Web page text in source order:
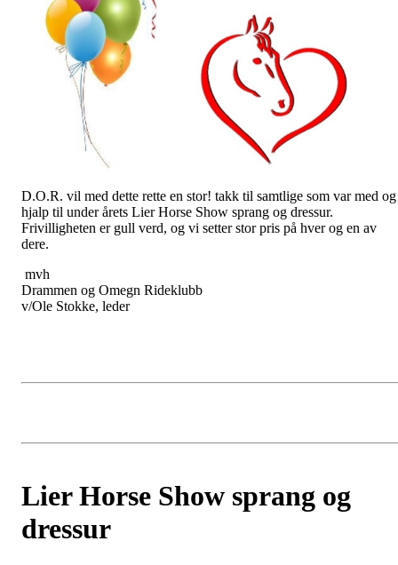
D.O.R. vil med dette rette en stor! takk til samtlige som var med og
hjalp til under årets Lier Horse Show sprang og dressur.
Frivilligheten er gull verd, og vi setter stor pris på hver og en av
dere.
mvh
Drammen og Omegn Rideklubb
v/Ole Stokke, leder
Lier Horse Show sprang og
dressur